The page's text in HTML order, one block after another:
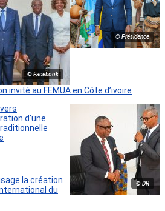
© Présidence
© Facebook
invité au FEMUA en Côte d’ivoire
© DR
d’une
la création
du